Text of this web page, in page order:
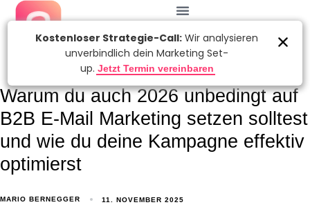
Warum du auch 2026 unbedingt auf
B2B E-Mail Marketing setzen solltest
und wie du deine Kampagne effektiv
optimierst
MARIO BERNEGGER 11. NOVEMBER 2025